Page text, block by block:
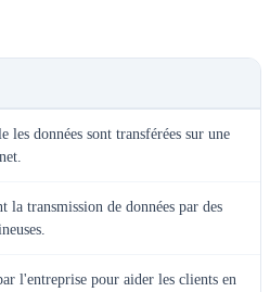
les données sont transférées sur une
la transmission de données par des
l'entreprise pour aider les clients en